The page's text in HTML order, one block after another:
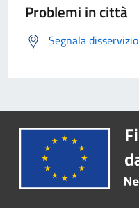
Problemi in città
Segnala disservizio